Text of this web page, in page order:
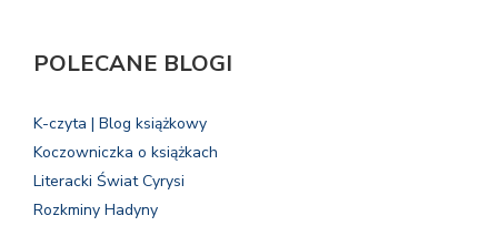
POLECANE BLOGI
K-czyta | Blog książkowy
Koczowniczka o książkach
Literacki Świat Cyrysi
Rozkminy Hadyny